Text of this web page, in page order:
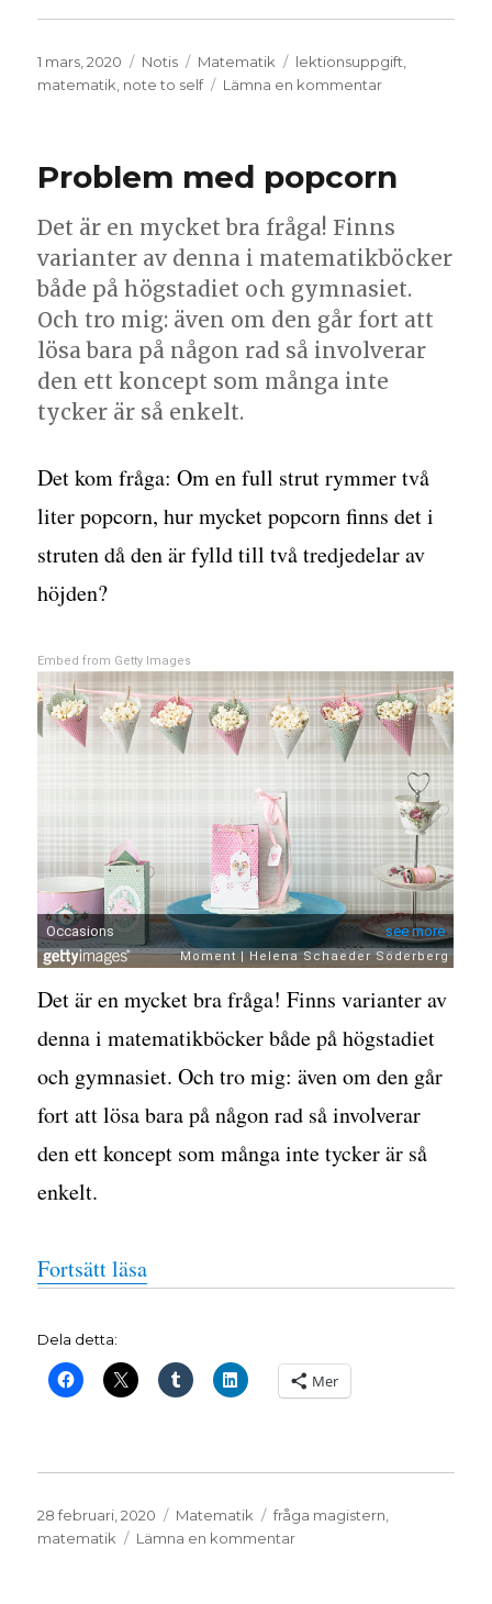
Publicerat
den
1 mars, 2020 Format
Notis Kategorier
Matematik Etiketter
lektionsuppgift,
matematik, note to self Lämna en kommentartill
Problem med popcorn
Det är en mycket bra fråga! Finns
varianter av denna i matematikböcker
både på högstadiet och gymnasiet.
Och tro mig: även om den går fort att
lösa bara på någon rad så involverar
den ett koncept som många inte
tycker är så enkelt.
Det kom fråga: Om en full strut rymmer två
liter popcorn, hur mycket popcorn finns det i
struten då den är fylld till två tredjedelar av
höjden?
Embed from Getty Images
Det är en mycket bra fråga! Finns varianter av
denna i matematikböcker både på högstadiet
och gymnasiet. Och tro mig: även om den går
fort att lösa bara på någon rad så involverar
den ett koncept som många inte tycker är så
enkelt.
Fortsätt läsa”Problem med popcorn”
Dela detta:
Mer
Publicerat
den
28 februari, 2020 Kategorier
Matematik Etiketter
fråga magistern
matematik
Lämna en kommentartill